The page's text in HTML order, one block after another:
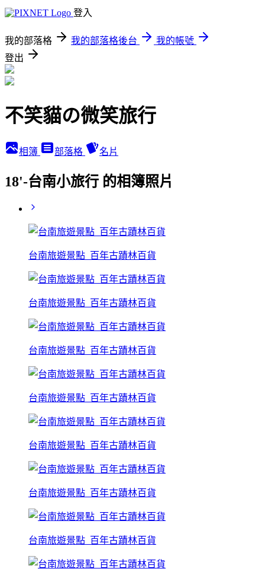
登入
我的部落格 我的部落格後台
我的帳號
登出
不笑貓の微笑旅行
相簿 部落格 名片
18'-台南小旅行 的相簿照片
台南旅遊景點_百年古蹟林百貨
台南旅遊景點_百年古蹟林百貨
台南旅遊景點_百年古蹟林百貨
台南旅遊景點_百年古蹟林百貨
台南旅遊景點_百年古蹟林百貨
台南旅遊景點_百年古蹟林百貨
台南旅遊景點_百年古蹟林百貨